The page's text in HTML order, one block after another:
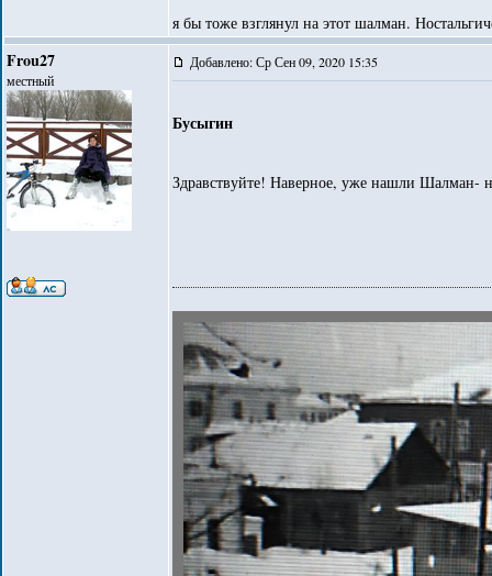
я бы тоже взглянул на этот шалман.
Frou27
местный
Добавлено: Ср Сен 09, 2020 15:35
Бусыгин
Здравствуйте! Наверное, уже нашли Шалман-